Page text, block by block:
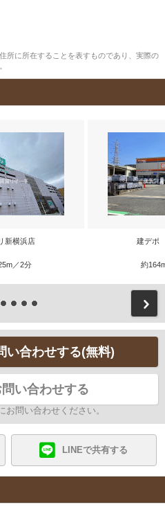
所に所在することを表すものであり、実際の
新横浜店
／2分
建デポ
約
い合わせする(無料)
い合わせする
お問い合わせください。
LINEで共有する